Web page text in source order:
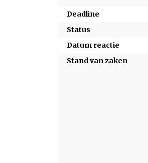
Deadline
Status
Datum reactie
Stand van zaken